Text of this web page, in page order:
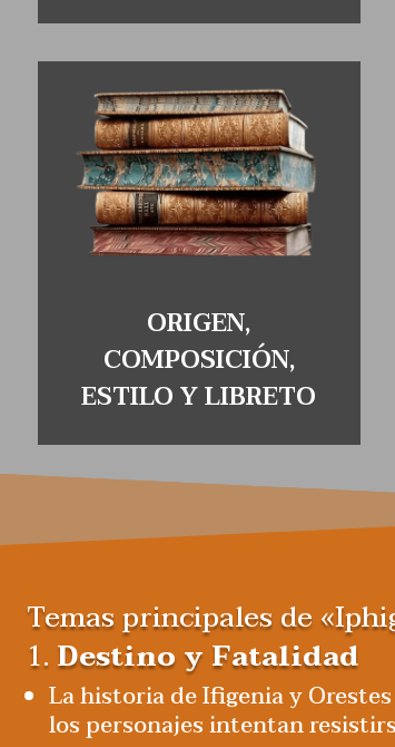
ORIGEN,
COMPOSICIÓN,
ESTILO Y LIBRETO
Temas principales de
1. Destino y Fatalidad
La historia de Ifigenia y
los personajes intentan